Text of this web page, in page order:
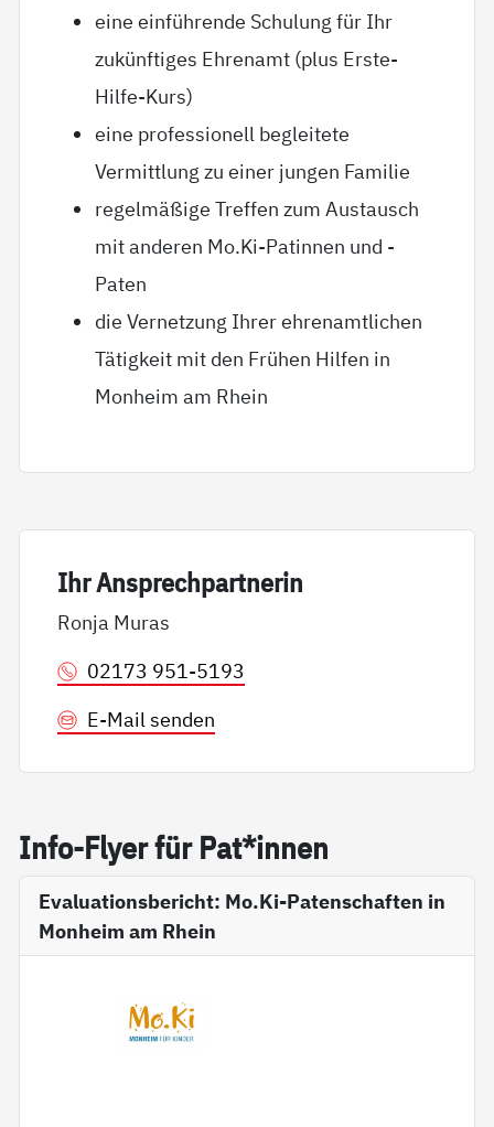
eine einführende Schulung für Ihr
zukünftiges Ehrenamt (plus Erste-
Hilfe-Kurs)
eine professionell begleitete
Vermittlung zu einer jungen Familie
regelmäßige Treffen zum Austausch
mit anderen Mo.Ki-Patinnen und -
Paten
die Vernetzung Ihrer ehrenamtlichen
Tätigkeit mit den Frühen Hilfen in
Monheim am Rhein
Ihr An­sp­rech­part­ne­rin
Ronja Muras
02173 951-5193
E-Mail senden
In­fo-Fly­er für Pat*in­nen
Evaluationsbericht: Mo.Ki-Patenschaften in
Monheim am Rhein